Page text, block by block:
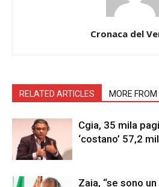
Cronaca del
RELATED ARTICLES MORE
Cgia, 35 mila
‘costano’ 57,2
Zaia, “se sono